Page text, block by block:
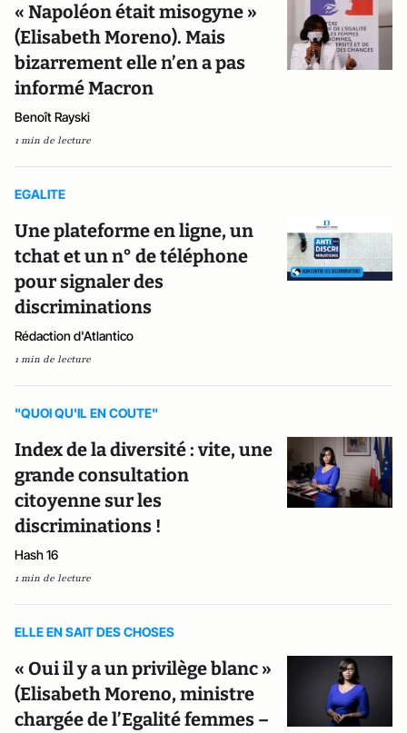
« Napoléon était misogyne »
(Elisabeth Moreno). Mais
bizarrement elle n’en a pas
informé Macron
Benoît Rayski
1 min de lecture
EGALITE
Une plateforme en ligne, un
tchat et un n° de téléphone
pour signaler des
discriminations
Rédaction d'Atlantico
1 min de lecture
"QUOI QU'IL EN COUTE"
Index de la diversité : vite, une
grande consultation
citoyenne sur les
discriminations !
Hash 16
1 min de lecture
ELLE EN SAIT DES CHOSES
« Oui il y a un privilège blanc »
(Elisabeth Moreno, ministre
chargée de l’Egalité femmes –